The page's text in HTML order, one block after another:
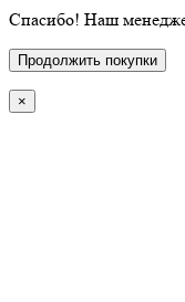
Спасибо! Наш
Продолжить покупки
×